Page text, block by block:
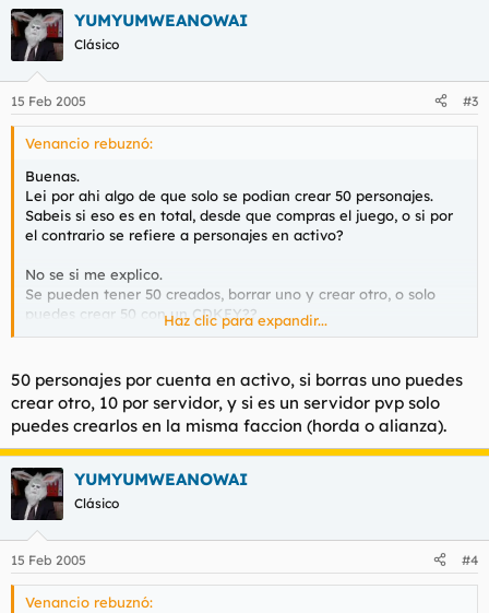
YUMYUMWEANOWAI
Clásico
15 Feb 2005 #3
Venancio rebuznó:
Buenas.
Lei por ahi algo de que solo se podian crear 50 personajes.
Sabeis si eso es en total, desde que compras el juego, o si por
el contrario se refiere a personajes en activo?
No se si me explico.
Se pueden tener 50 creados, borrar uno y crear otro, o solo
puedes crear 50 con un CDKEY??
Haz clic para expandir...
50 personajes por cuenta en activo, si borras uno puedes
crear otro, 10 por servidor, y si es un servidor pvp solo
puedes crearlos en la misma faccion (horda o alianza).
YUMYUMWEANOWAI
Clásico
15 Feb 2005 #4
Venancio rebuznó: